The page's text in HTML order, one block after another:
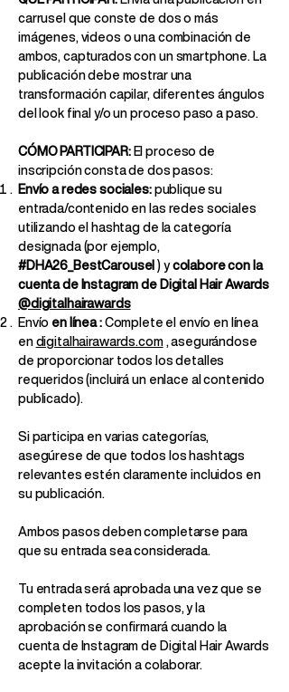
carrusel que conste de dos o más
imágenes, videos o una combinación de
ambos, capturados con un smartphone. La
publicación debe mostrar una
transformación capilar, diferentes ángulos
del look final y/o un proceso paso a paso.
CÓMO PARTICIPAR:El proceso de
inscripción consta de dos pasos:
Envío a redes sociales:publique su
entrada/contenido en las redes sociales
utilizando el hashtag de la categoría
designada (por ejemplo,
#DHA26_BestCarousel) ycolabore con la
cuenta de Instagram de Digital Hair Awards
@digitalhairawards
Envío en línea:Complete el envío en línea
endigitalhairawards.com, asegurándose
de proporcionar todos los detalles
requeridos (incluirá un enlace al contenido
publicado).
Si participa en varias categorías,
asegúrese de que todos los hashtags
relevantes estén claramente incluidos en
su publicación.
Ambos pasos deben completarse para
que su entrada sea considerada.
Tu entrada será aprobada una vez que se
completen todos los pasos, y la
aprobación se confirmará cuando la
cuenta de Instagram de Digital Hair Awards
acepte la invitación a colaborar.